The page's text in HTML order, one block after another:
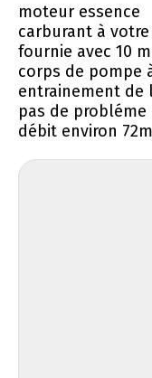
moteur essence
carburant à
fournie avec 10
corps de pompe
entrainement de
pas de probléme
débit environ